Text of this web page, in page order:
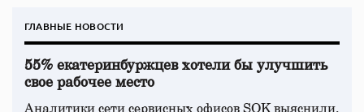
ГЛАВНЫЕ НОВОСТИ
55% екатеринбуржцев хотели бы улучшить
свое рабочее место
Аналитики сети сервисных офисов SOK выяснили,